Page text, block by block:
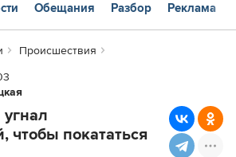
Обещания Разбор Реклама
Происшествия
чтобы покататься